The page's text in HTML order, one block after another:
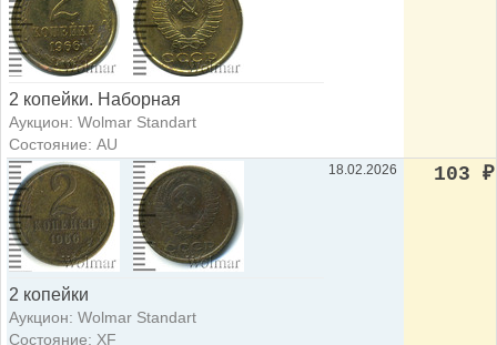
2 копейки. Наборная
Аукцион: Wolmar Standart
Состояние: AU
2 копейки
Аукцион: Wolmar Standart
Состояние: XF
18.02.2026 103 ₽